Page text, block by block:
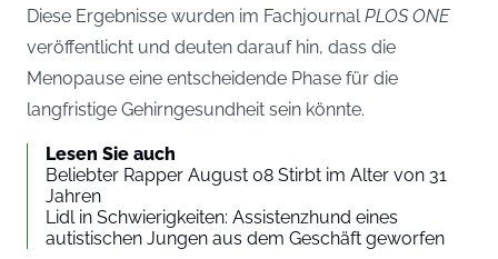
Diese Ergebnisse wurden im Fachjournal PLOS ONE
veröffentlicht und deuten darauf hin, dass die
Menopause eine entscheidende Phase für die
langfristige Gehirngesundheit sein könnte.
Lesen Sie auch
Beliebter Rapper August 08 Stirbt im Alter von 31
Jahren
Lidl in Schwierigkeiten: Assistenzhund eines
autistischen Jungen aus dem Geschäft geworfen